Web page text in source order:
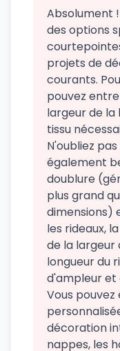
Absolument
des options
projets de
courants.
pouvez
largeur de
tissu
N'oubliez
également
doublure
plus grand
dimensions)
les rideaux,
de la largeur
longueur du
d'ampleur et
Vous
décoration
nappes, les